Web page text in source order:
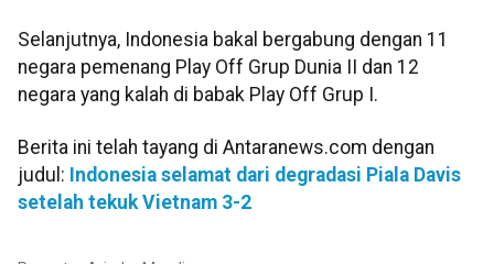
Selanjutnya, Indonesia bakal bergabung dengan 11
negara pemenang Play Off Grup Dunia II dan 12
negara yang kalah di babak Play Off Grup I.
Berita ini telah tayang di Antaranews.com dengan
judul: Indonesia selamat dari degradasi Piala Davis
setelah tekuk Vietnam 3-2